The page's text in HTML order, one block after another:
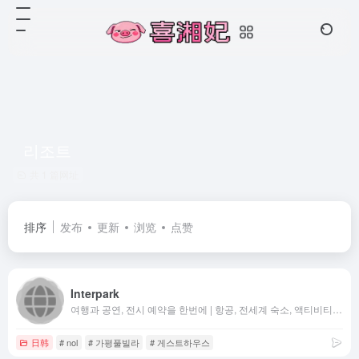
排序 发布 更新 浏览 点赞
Interpark
日韩 # nol # 가평풀빌라 # 게스트하우스